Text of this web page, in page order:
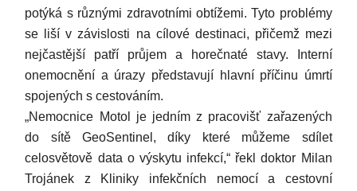
potýká s různými zdravotními obtížemi. Tyto problémy
se liší v závislosti na cílové destinaci, přičemž mezi
nejčastější patří průjem a horečnaté stavy. Interní
onemocnění a úrazy představují hlavní příčinu úmrtí
spojených s cestováním.
„Nemocnice Motol je jedním z pracovišť zařazených
do sítě GeoSentinel, díky které můžeme sdílet
celosvětově data o výskytu infekcí,“ řekl doktor Milan
Trojánek z Kliniky infekčních nemocí a cestovní